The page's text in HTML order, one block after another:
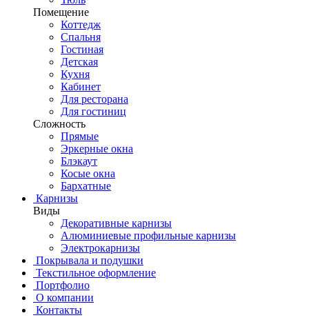
Помещение
Коттедж
Спальня
Гостиная
Детская
Кухня
Кабинет
Для ресторана
Для гостиниц
Сложность
Прямые
Эркерные окна
Блэкаут
Косые окна
Бархатные
Карнизы
Виды
Декоративные карнизы
Алюминиевые профильные карнизы
Электрокарнизы
Покрывала и подушки
Текстильное оформление
Портфолио
О компании
Контакты